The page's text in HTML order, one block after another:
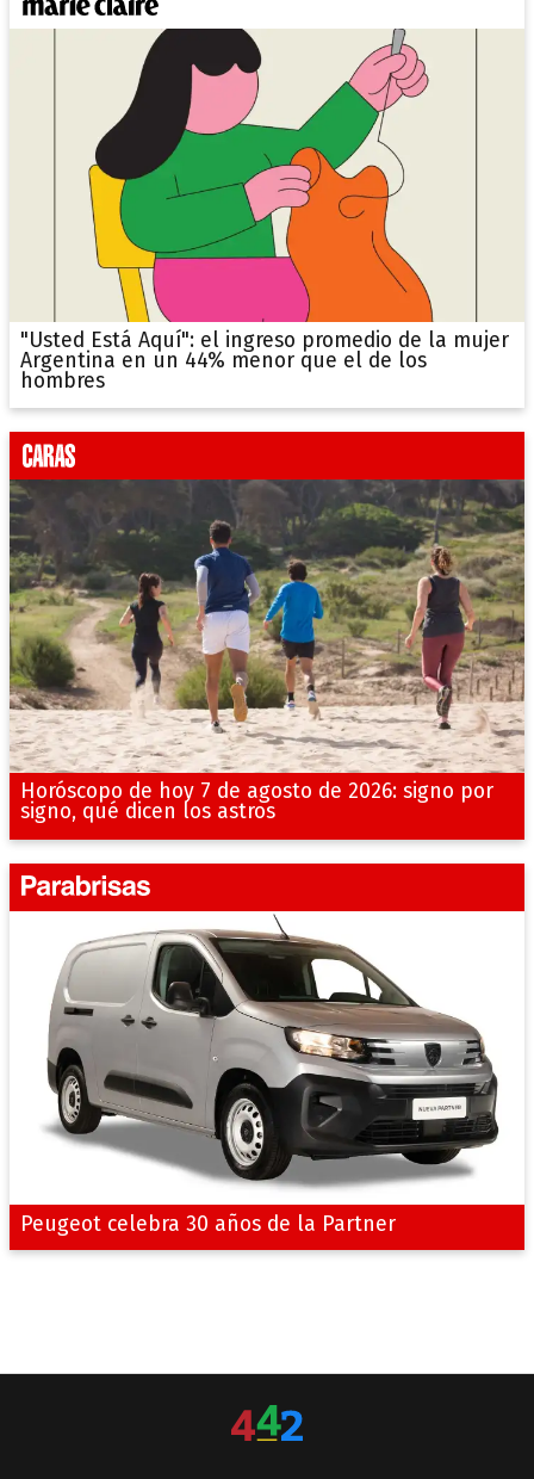
"Usted Está Aquí": el ingreso promedio de la mujer
Argentina en un 44% menor que el de los
hombres
Horóscopo de hoy 7 de agosto de 2026: signo por
signo, qué dicen los astros
Peugeot celebra 30 años de la Partner